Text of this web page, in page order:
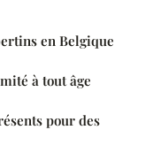
en Belgique
à tout âge
pour des